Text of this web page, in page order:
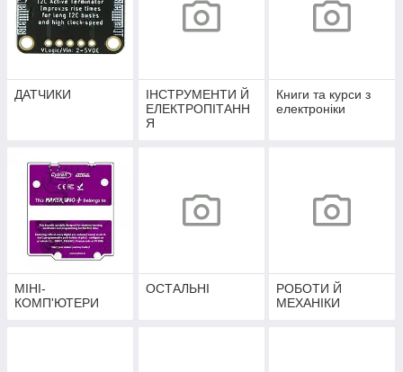
ДАТЧИКИ
ІНСТРУМЕНТИ Й
ЕЛЕКТРОПІТАНН
Я
Книги та курси з
електроніки
МІНІ-
КОМП'ЮТЕРИ
ОСТАЛЬНІ
РОБОТИ Й
МЕХАНІКИ